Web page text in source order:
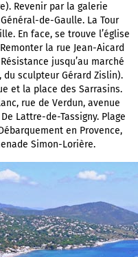
Revenir par la galerie
de-Gaulle. La Tour
En face, se trouve l’église
la rue Jean-Aicard
jusqu’au marché
sculpteur Gérard Zislin).
et la place des Sarrasins.
rue de Verdun, avenue
Lattre-de-Tassigny. Plage
en Provence,
Simon-Lorière.